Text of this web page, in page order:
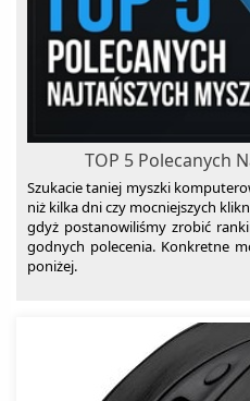
TOP 5 Polecanych
Szukacie taniej myszki
niż kilka dni czy mocniejszych
gdyż postanowiliśmy zrobić
godnych polecenia. Konkretne
poniżej.